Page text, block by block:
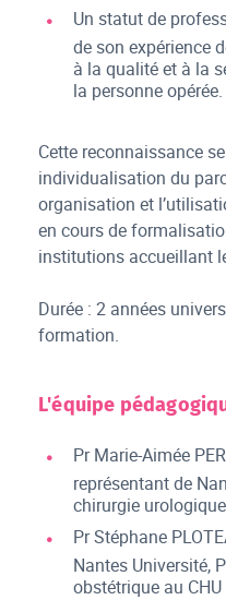
Un statut de
de son expérience
à la qualité et à la
la personne opérée.
Cette reconnaissance
individualisation du
organisation et
en cours de
institutions accueillant
Durée : 2 années
formation.
L'équipe
Pr Marie-Aimée
représentant de
chirurgie
Pr Stéphane
Nantes Université,
obstétrique au